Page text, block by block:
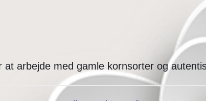
arbejde med gamle kornsorter og